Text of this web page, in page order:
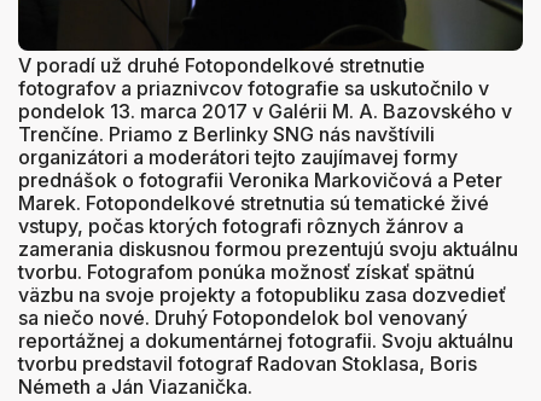
V poradí už druhé Fotopondelkové stretnutie
fotografov a priaznivcov fotografie sa uskutočnilo v
pondelok 13. marca 2017 v Galérii M. A. Bazovského v
Trenčíne. Priamo z Berlinky SNG nás navštívili
organizátori a moderátori tejto zaujímavej formy
prednášok o fotografii Veronika Markovičová a Peter
Marek. Fotopondelkové stretnutia sú tematické živé
vstupy, počas ktorých fotografi rôznych žánrov a
zamerania diskusnou formou prezentujú svoju aktuálnu
tvorbu. Fotografom ponúka možnosť získať spätnú
väzbu na svoje projekty a fotopubliku zasa dozvedieť
sa niečo nové. Druhý Fotopondelok bol venovaný
reportážnej a dokumentárnej fotografii. Svoju aktuálnu
tvorbu predstavil fotograf Radovan Stoklasa, Boris
Németh a Ján Viazanička.